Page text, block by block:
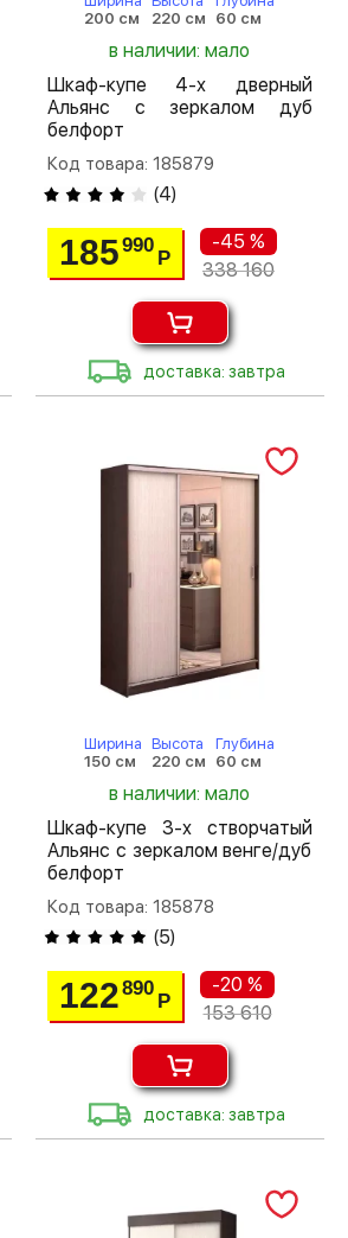
200 см
220 см
60 см
в наличии: мало
Шкаф-купе 4-х дверный
Альянс с зеркалом дуб
белфорт
Код товара: 185879
(4)
185990
Р
-45 %
338 160
доставка: завтра
Ширина
150 см
Высота
220 см
Глубина
60 см
в наличии: мало
Шкаф-купе 3-х створчатый
Альянс с зеркалом венге/дуб
белфорт
Код товара: 185878
(5)
122890
Р
-20 %
153 610
доставка: завтра